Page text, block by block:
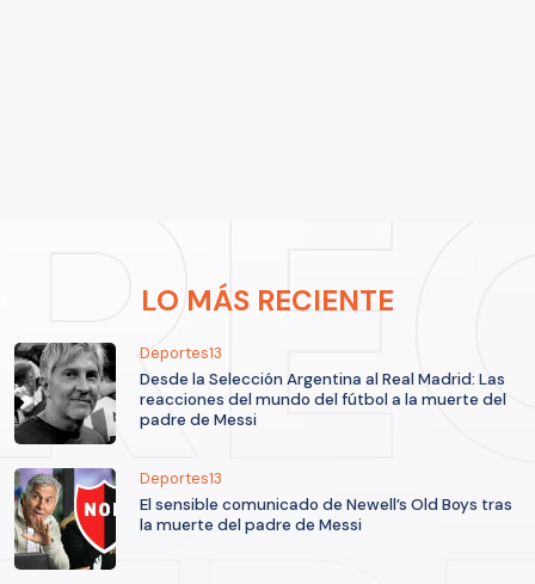
LO MÁS RECIENTE
Deportes13
Desde la Selección Argentina al Real Madrid: Las
reacciones del mundo del fútbol a la muerte del
padre de Messi
Deportes13
El sensible comunicado de Newell’s Old Boys tras
la muerte del padre de Messi